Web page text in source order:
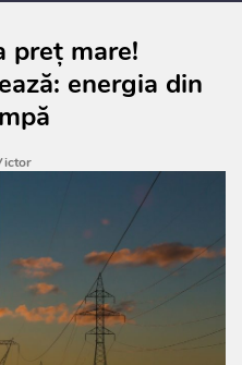
preț mare!
energia din